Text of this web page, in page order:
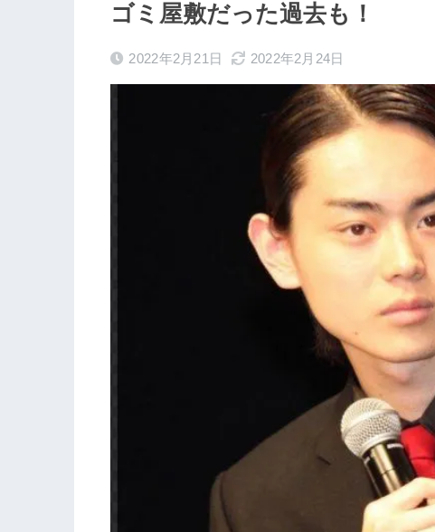
ゴミ屋敷だった過去も！
2022年2月21日 2022年2月24日